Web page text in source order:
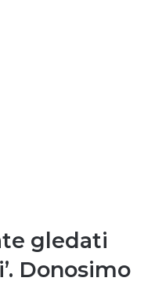
gledati
Donosimo